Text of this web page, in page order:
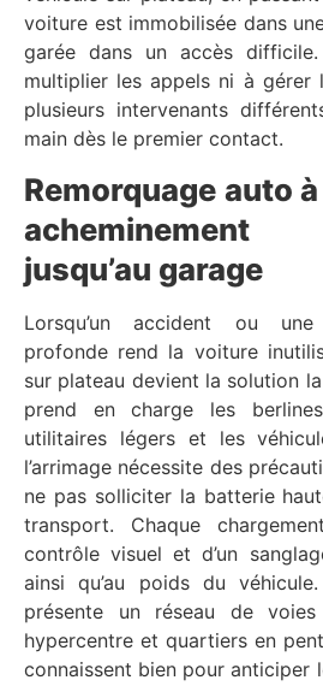
voiture est immobilisée dans
garée dans un accès
multiplier les appels ni à gérer
plusieurs intervenants
main dès le premier contact.
Remorquage auto
jusqu’au garage
Lorsqu’un accident ou
profonde rend la voiture
sur plateau devient la solution
prend en charge les
utilitaires légers et les
l’arrimage nécessite des
ne pas solliciter la batterie
transport. Chaque
contrôle visuel et d’un
ainsi qu’au poids du
présente un réseau de
hypercentre et quartiers en
connaissent bien pour anticiper